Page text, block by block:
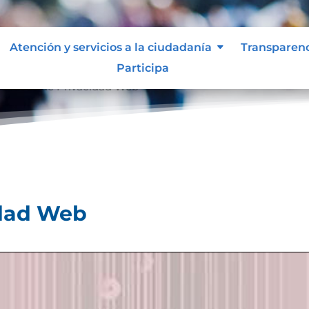
Atención y servicios a la ciudadanía
Participa
Web